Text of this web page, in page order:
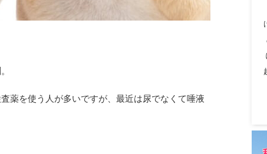
薬を使う人が多いですが、最近は尿でなくて唾液